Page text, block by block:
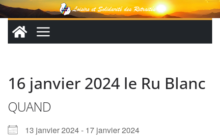
Passer
au
contenu
16 janvier 2024 le Ru Blanc
QUAND
13 janvier 2024 - 17 janvier 2024